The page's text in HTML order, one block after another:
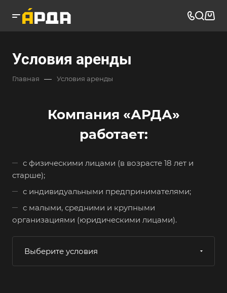
Условия аренды
Главная — Условия аренды
Компания «АРДА»
работает:
с физическими лицами (в возрасте 18 лет и
старше);
с индивидуальными предпринимателями;
с малыми, средними и крупными
организациями (юридическими лицами).
Выберите условия